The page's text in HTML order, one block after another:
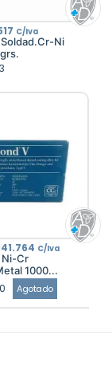
El
precio
actual
es:
C/Iva
Ni
El
precio
actual
es:
$141.764.
C/Iva
Ni-Cr
1000...
Agotado